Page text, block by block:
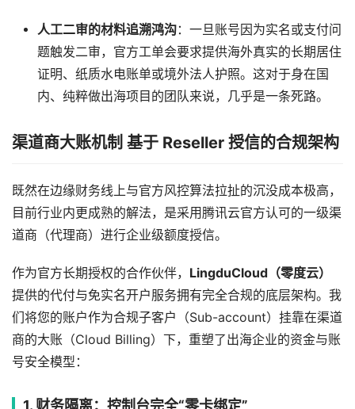
人工二审的材料追溯鸿沟：一旦账号因为实名或支付问
题触发二审，官方工单会要求提供海外真实的长期居住
证明、纸质水电账单或境外法人护照。这对于身在国
内、纯粹做出海项目的团队来说，几乎是一条死路。
渠道商大账机制 基于 Reseller 授信的合规架构
既然在边缘财务线上与官方风控算法拉扯的沉没成本极高，
目前行业内更成熟的解法，是采用腾讯云官方认可的一级渠
道商（代理商）进行企业级额度授信。
作为官方长期授权的合作伙伴， LingduCloud（零度云）
提供的代付与免实名开户服务拥有完全合规的底层架构。我
们将您的账户作为合规子客户（Sub-account）挂靠在渠道
商的大账（Cloud Billing）下，重塑了出海企业的资金与账
号安全模型：
1. 财务隔离：控制台完全“零卡绑定”